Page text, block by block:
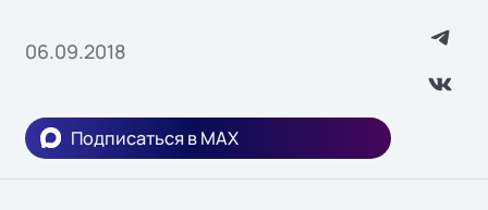
06.09.2018
Подписаться в MAX